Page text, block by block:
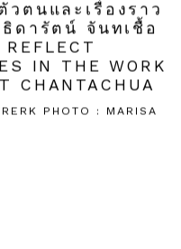
ตนและเรื่องราว
ดารัตน์ จันทเชื้อ
IN THE WORK
CHANTACHUA
PHOTO : MARISA